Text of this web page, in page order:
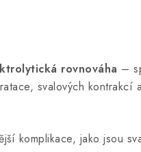
rovnováha –
svalových kontrakcí
komplikace, jako jsou